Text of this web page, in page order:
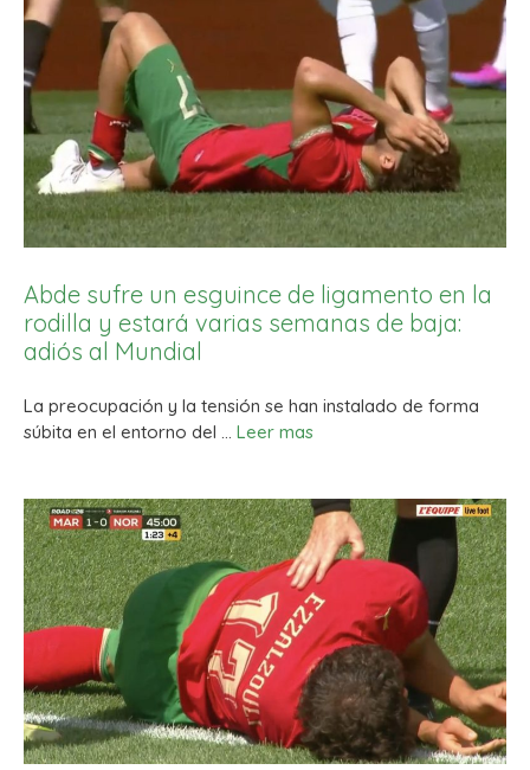
Abde sufre un esguince de ligamento en la
rodilla y estará varias semanas de baja:
adiós al Mundial
La preocupación y la tensión se han instalado de forma
súbita en el entorno del … Leer mas